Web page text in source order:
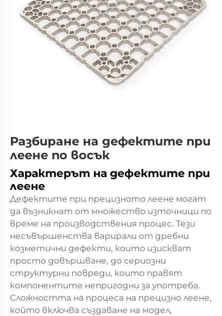
Разбиране на дефектите при
леене по восък
Характерът на дефектите при
леене
Дефектите при прецизното леене могат
да възникнат от множество източници по
време на производствения процес. Тези
несъвършенства варирали от дребни
козметични дефекти, които изискват
просто довършване, до сериозни
структурни повреди, които правят
компонентите непригодни за употреба.
Сложността на процеса на прецизно леене,
който включва създаване на модел,